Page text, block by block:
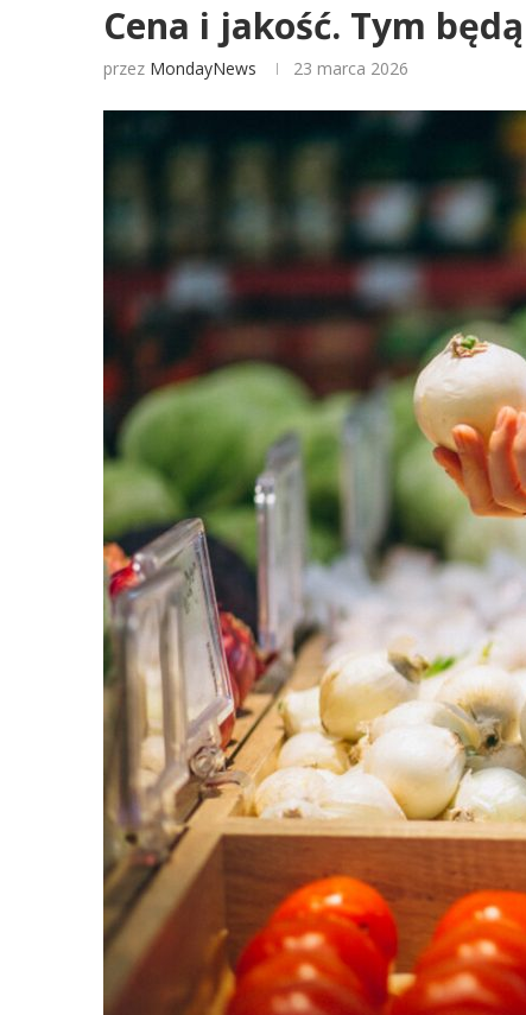
Cena i jakość. Tym
przez MondayNews 23 marca 2026